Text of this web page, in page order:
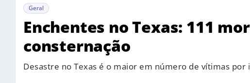
Geral
Enchentes no Texas: 111
consternação
Desastre no Texas é o maior em número de vítimas